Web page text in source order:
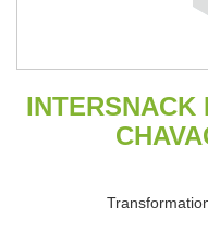
INTERSNACK